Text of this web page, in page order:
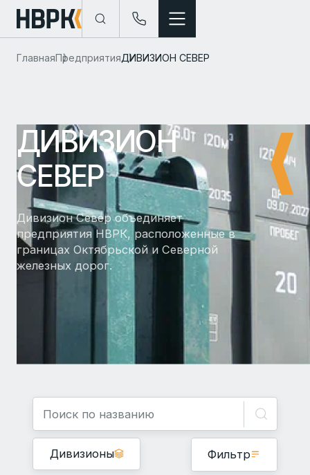
ГлавнаяПредприятияДИВИЗИОН СЕВЕР
ДИВИЗИОН
СЕВЕР
Дивизион Север объединяет
предприятия НВРК, расположенные в
границах Октябрьской и Северной
железных дорог.
Дивизионы Фильтр